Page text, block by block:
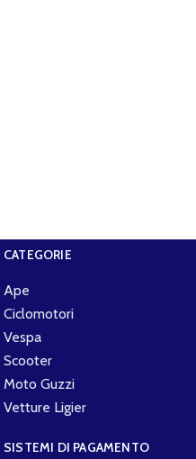
CATEGORIE
Ape
Ciclomotori
Vespa
Scooter
Moto Guzzi
Vetture Ligier
SISTEMI DI PAGAMENTO